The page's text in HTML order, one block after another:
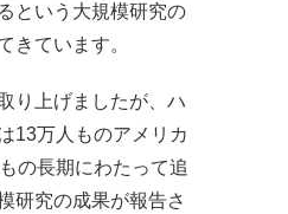
という大規模研究の
きています。
り上げましたが、ハ
13万人ものアメリカ
の長期にわたって追
研究の成果が報告さ